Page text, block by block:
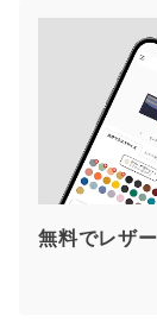
無料でレザ